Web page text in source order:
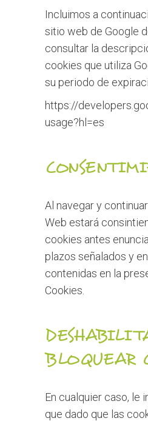
Incluimos a
sitio web de Google
consultar la
cookies que utiliza
su periodo de
https://
usage?hl=es
Al navegar y
Web estará
cookies antes
plazos señalados y
contenidas en la
Cookies.
BLOQUEAR
En cualquier caso, le
que dado que las